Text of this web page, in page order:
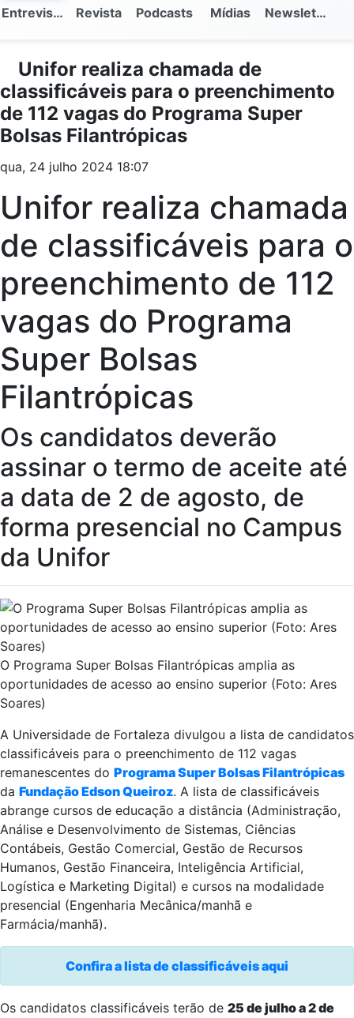
Entrevistas Revista Podcasts Mídias Newsletter
Unifor realiza chamada de
classificáveis para o preenchimento
de 112 vagas do Programa Super
Bolsas Filantrópicas
qua, 24 julho 2024 18:07
Unifor realiza chamada
de classificáveis para o
preenchimento de 112
vagas do Programa
Super Bolsas
Filantrópicas
Os candidatos deverão
assinar o termo de aceite até
a data de 2 de agosto, de
forma presencial no Campus
da Unifor
O Programa Super Bolsas Filantrópicas amplia as
oportunidades de acesso ao ensino superior (Foto: Ares
Soares)
A Universidade de Fortaleza divulgou a lista de candidatos
classificáveis para o preenchimento de 112 vagas
remanescentes do Programa Super Bolsas Filantrópicas
da Fundação Edson Queiroz. A lista de classificáveis
abrange cursos de educação a distância (Administração,
Análise e Desenvolvimento de Sistemas, Ciências
Contábeis, Gestão Comercial, Gestão de Recursos
Humanos, Gestão Financeira, Inteligência Artificial,
Logística e Marketing Digital) e cursos na modalidade
presencial (Engenharia Mecânica/manhã e
Farmácia/manhã).
Confira a lista de classificáveis aqui
Os candidatos classificáveis terão de 25 de julho a 2 de